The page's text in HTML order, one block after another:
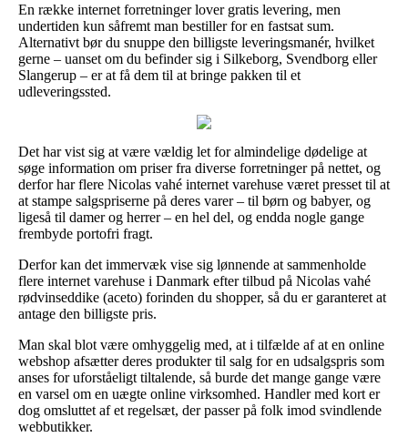
En række internet forretninger lover gratis levering, men
undertiden kun såfremt man bestiller for en fastsat sum.
Alternativt bør du snuppe den billigste leveringsmanér, hvilket
gerne – uanset om du befinder sig i Silkeborg, Svendborg eller
Slangerup – er at få dem til at bringe pakken til et
udleveringssted.
Det har vist sig at være vældig let for almindelige dødelige at
søge information om priser fra diverse forretninger på nettet, og
derfor har flere Nicolas vahé internet varehuse været presset til at
at stampe salgspriserne på deres varer – til børn og babyer, og
ligeså til damer og herrer – en hel del, og endda nogle gange
frembyde portofri fragt.
Derfor kan det immervæk vise sig lønnende at sammenholde
flere internet varehuse i Danmark efter tilbud på Nicolas vahé
rødvinseddike (aceto) forinden du shopper, så du er garanteret at
antage den billigste pris.
Man skal blot være omhyggelig med, at i tilfælde af at en online
webshop afsætter deres produkter til salg for en udsalgspris som
anses for uforståeligt tiltalende, så burde det mange gange være
en varsel om en uægte online virksomhed. Handler med kort er
dog omsluttet af et regelsæt, der passer på folk imod svindlende
webbutikker.